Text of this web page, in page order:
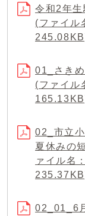
令和2年
(ファイル
01_さき
(ファイル
02_市立
夏休みの
ァイル名
02_01_6